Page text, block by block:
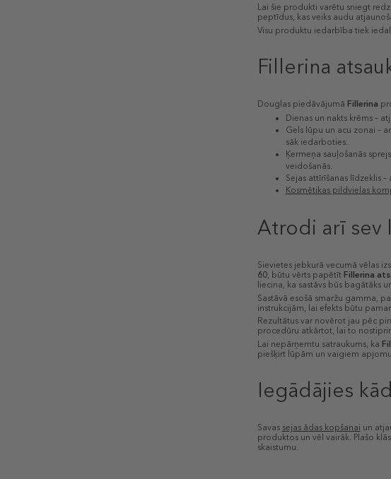
Lai šie produkti varētu sniegt
peptīdus, kas veiks audu
Visu produktu iedarbība tiek
Fillerina
Douglas piedāvājumā Fillerina
Dienas un nakts krēms –
Gels lūpu un acu zonai –
sāk iedarboties.
Ķermeņa sauļošanās
veidošanās.
Sejas attīrīšanas līdzeklis
Kosmētikas pildvielas
Atrodi arī sev
Sievietes jebkurā vecumā vēlas
60, būtu vērts papētīt Fillerina
liecina, ka sastāvs būs bagātāks
Sastāvā esošā smaržu gamma,
instrukcijām, lai efekts būtu
Rezultātus var novērot jau pēc
procedūru atkārtot, lai to
Lai nepārņemtu satraukums, ka
piešķirt lūpām un vaigiem
Iegādājies
Savas sejas ādas kopšanai un
produktos un vēl vairāk. Plašo
skaistumu.